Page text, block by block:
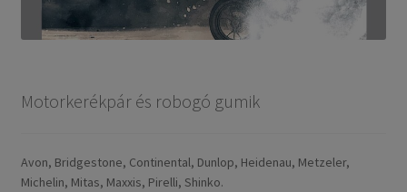
Motorkerékpár és robogó gumik
Avon, Bridgestone, Continental, Dunlop, Heidenau, Metzeler,
Michelin, Mitas, Maxxis, Pirelli, Shinko.